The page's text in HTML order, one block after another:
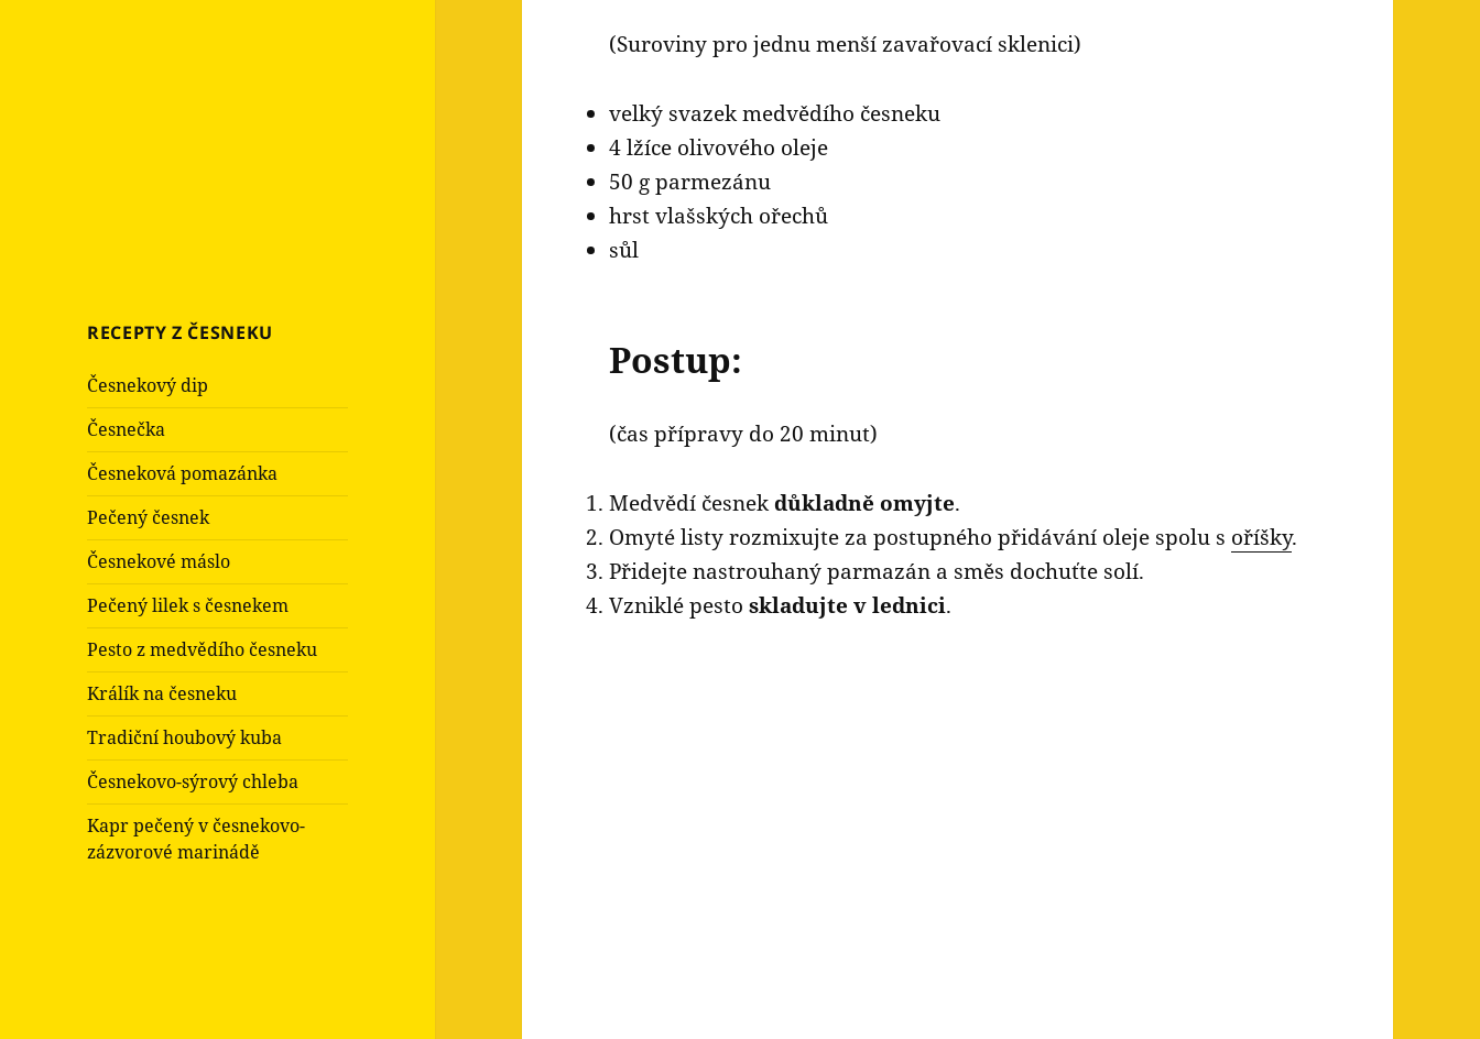
RECEPTY Z ČESNEKU
Česnekový dip
Česnečka
Česneková pomazánka
Pečený česnek
Česnekové máslo
Pečený lilek s česnekem
Pesto z medvědího česneku
Králík na česneku
Tradiční houbový kuba
Česnekovo-sýrový chleba
Kapr pečený v česnekovo-
zázvorové marinádě
(Suroviny pro jednu menší zavařovací sklenici)
velký svazek medvědího česneku
4 lžíce olivového oleje
50 g parmezánu
hrst vlašských ořechů
sůl
Postup:
(čas přípravy do 20 minut)
Medvědí česnekdůkladně omyjte.
Omyté listy rozmixujte za postupného přidávání oleje spolu s oříšky.
Přidejte nastrouhaný parmazán a směs dochuťte solí.
Vzniklé pestoskladujte v lednici.